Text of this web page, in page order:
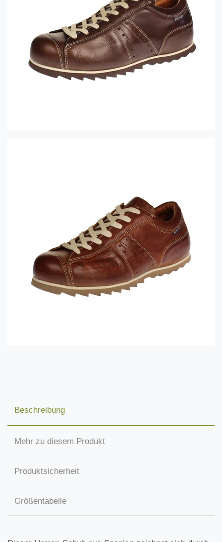
Beschreibung
Mehr zu diesem Produkt
Produktsicherheit
Größentabelle